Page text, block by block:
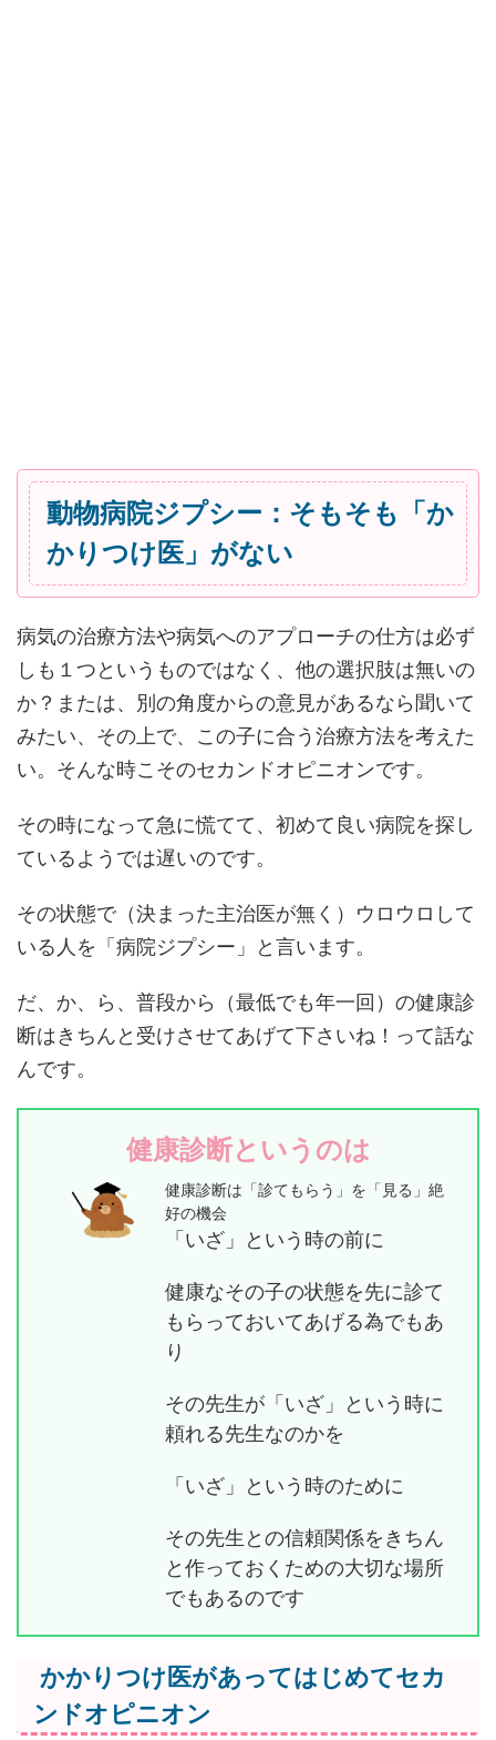
動物病院ジプシー：そもそも「か
かりつけ医」がない
病気の治療方法や病気へのアプローチの仕方は必ず
しも１つというものではなく、他の選択肢は無いの
か？または、別の角度からの意見があるなら聞いて
みたい、その上で、この子に合う治療方法を考えた
い。そんな時こそのセカンドオピニオンです。
その時になって急に慌てて、初めて良い病院を探し
ているようでは遅いのです。
その状態で（決まった主治医が無く）ウロウロして
いる人を「病院ジプシー」と言います。
だ、か、ら、普段から（最低でも年一回）の健康診
断はきちんと受けさせてあげて下さいね！って話な
んです。
健康診断というのは
健康診断は「診てもらう」を「見る」絶
好の機会
「いざ」という時の前に
健康なその子の状態を先に診て
もらっておいてあげる為でもあ
り
その先生が「いざ」という時に
頼れる先生なのかを
「いざ」という時のために
その先生との信頼関係をきちん
と作っておくための大切な場所
でもあるのです
かかりつけ医があってはじめてセカ
ンドオピニオン